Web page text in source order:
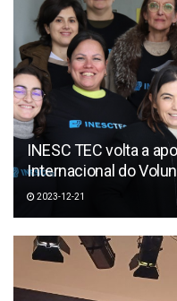
INESC TEC volta a
Internacional do
2023-12-21